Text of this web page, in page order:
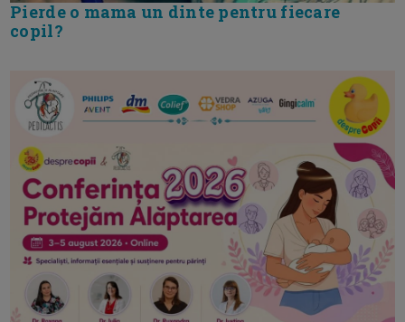
Pierde o mama un dinte pentru fiecare
copil?